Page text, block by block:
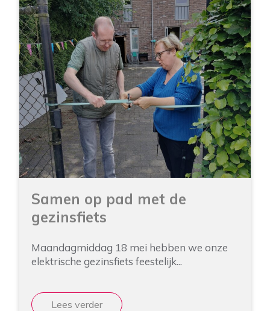
Samen op pad met de
gezinsfiets
Maandagmiddag 18 mei hebben we onze
elektrische gezinsfiets feestelijk...
Lees verder